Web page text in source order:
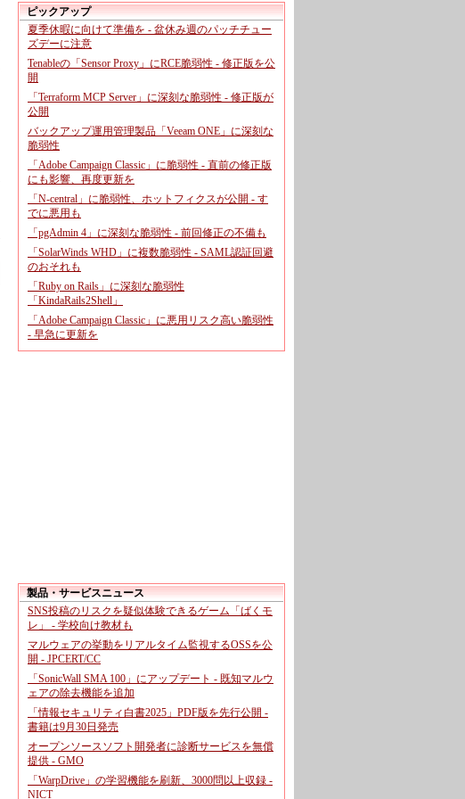
ピックアップ
夏季休暇に向けて準備を - 盆休み週のパッチチュー
ズデーに注意
Tenableの「Sensor Proxy」にRCE脆弱性 - 修正版を公
開
「Terraform MCP Server」に深刻な脆弱性 - 修正版が
公開
バックアップ運用管理製品「Veeam ONE」に深刻な
脆弱性
「Adobe Campaign Classic」に脆弱性 - 直前の修正版
にも影響、再度更新を
「N-central」に脆弱性、ホットフィクスが公開 - す
でに悪用も
「pgAdmin 4」に深刻な脆弱性 - 前回修正の不備も
「SolarWinds WHD」に複数脆弱性 - SAML認証回避
のおそれも
「Ruby on Rails」に深刻な脆弱性
「KindaRails2Shell」
「Adobe Campaign Classic」に悪用リスク高い脆弱性
- 早急に更新を
製品・サービスニュース
SNS投稿のリスクを疑似体験できるゲーム「ばくモ
レ」 - 学校向け教材も
マルウェアの挙動をリアルタイム監視するOSSを公
開 - JPCERT/CC
「SonicWall SMA 100」にアップデート - 既知マルウ
ェアの除去機能を追加
「情報セキュリティ白書2025」PDF版を先行公開 -
書籍は9月30日発売
オープンソースソフト開発者に診断サービスを無償
提供 - GMO
「WarpDrive」の学習機能を刷新、3000問以上収録 -
NICT